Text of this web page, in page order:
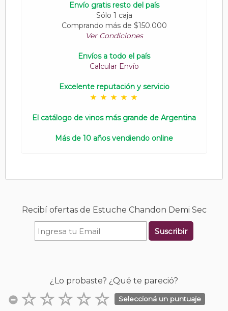
Envío gratis resto del país
Sólo 1 caja
Comprando más de $150.000
Ver Condiciones
Envíos a todo el país
Calcular Envío
Excelente reputación y servicio
El catálogo de vinos más grande de Argentina
Más de 10 años vendiendo online
Recibí ofertas de Estuche Chandon Demi Sec
Suscribir
¿Lo probaste? ¿Qué te pareció?
Seleccioná un puntuaje